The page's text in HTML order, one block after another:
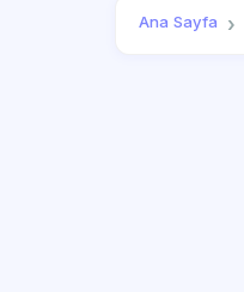
Ana Sayfa